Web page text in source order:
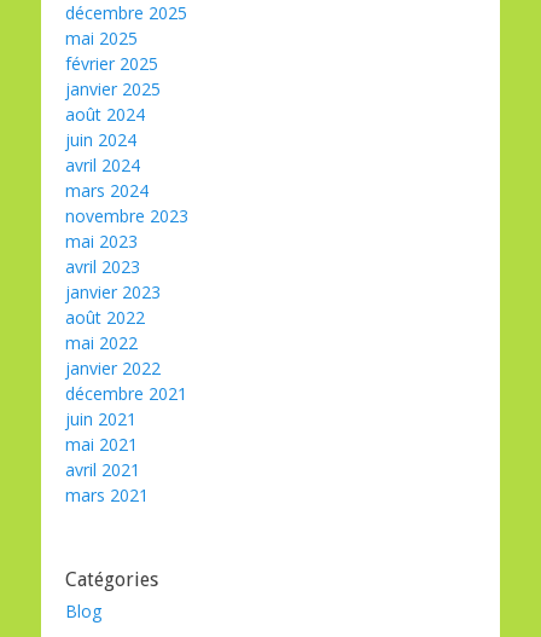
décembre 2025
mai 2025
février 2025
janvier 2025
août 2024
juin 2024
avril 2024
mars 2024
novembre 2023
mai 2023
avril 2023
janvier 2023
août 2022
mai 2022
janvier 2022
décembre 2021
juin 2021
mai 2021
avril 2021
mars 2021
Catégories
Blog